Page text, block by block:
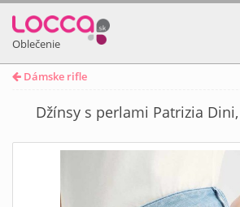
Oblečenie
Dámske rifle
Džínsy s perlami Patrizia